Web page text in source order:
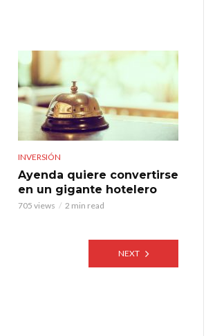
INVERSIÓN
Ayenda quiere convertirse
en un gigante hotelero
705 views 2 min read
NEXT